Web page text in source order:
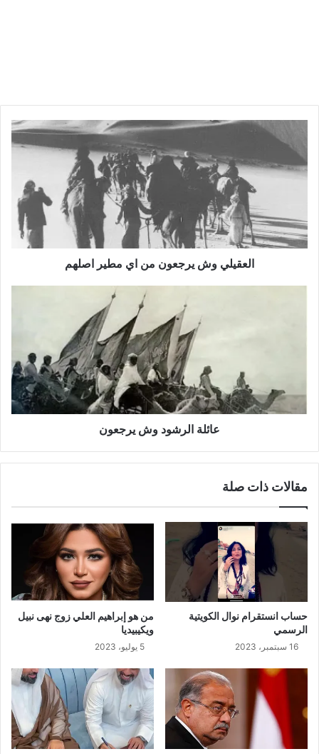
العقيلي وش يرجعون من اي مطير اصلهم
عائلة الرشود وش يرجعون
مقالات ذات صلة
حساب انستقرام نوال الكويتية
الرسمي
16 سبتمبر، 2023
من هو إبراهيم العلي زوج نهى نبيل
ويكيبيديا
5 يوليو، 2023